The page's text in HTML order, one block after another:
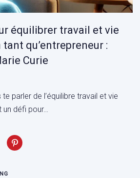
équilibrer travail et vie
qu’entrepreneur :
Curie
te parler de l’équilibre travail et vie
défi pour…